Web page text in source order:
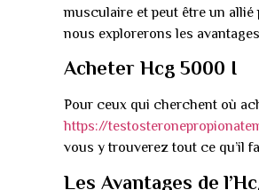
musculaire et peut être un
nous explorerons les
Acheter Hcg 5000 I
Pour ceux qui cherchent où
https://
vous y trouverez tout ce qu’il
Les Avantages de